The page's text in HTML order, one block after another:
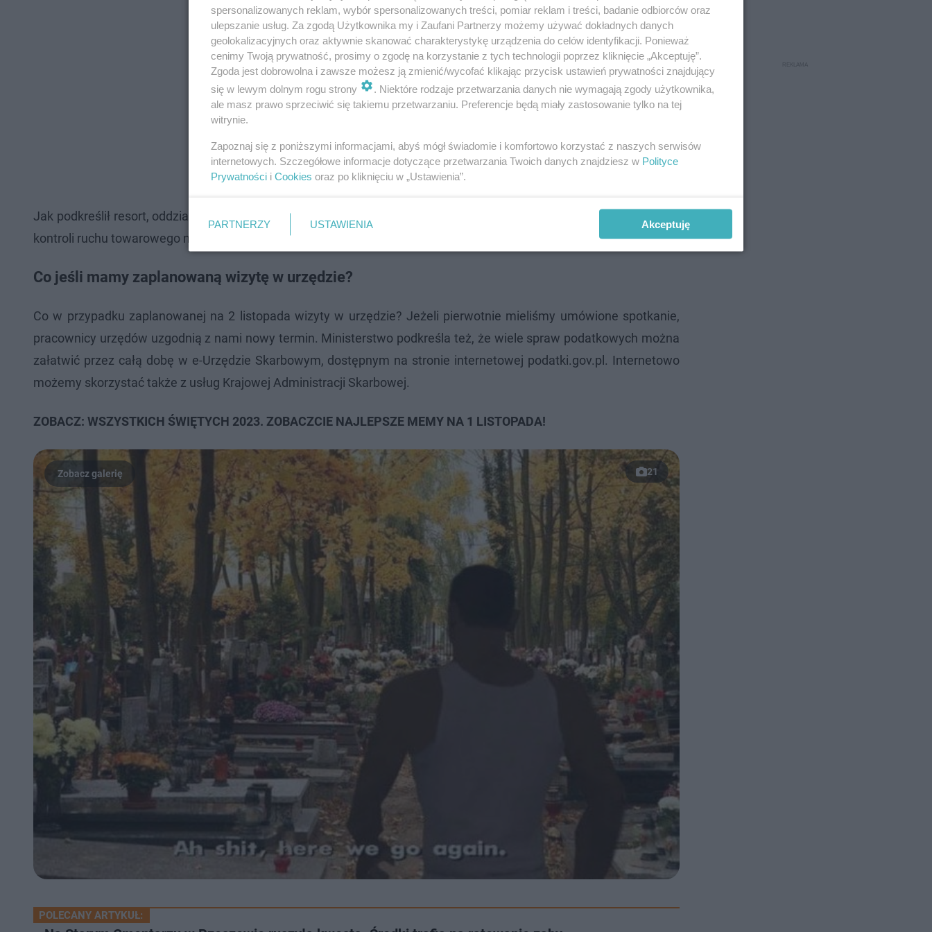
Jak podkreślił resort, oddziały celne 2 listopada będą realizować zadania m.in. w zakresie obsługi zgłoszeń celnych i
kontroli ruchu towarowego na przejściach granicznych.
Co jeśli mamy zaplanowaną wizytę w urzędzie?
Co w przypadku zaplanowanej na 2 listopada wizyty w urzędzie? Jeżeli pierwotnie mieliśmy umówione spotkanie,
pracownicy urzędów uzgodnią z nami nowy termin. Ministerstwo podkreśla też, że wiele spraw podatkowych można
załatwić przez całą dobę w e-Urzędzie Skarbowym, dostępnym na stronie internetowej podatki.gov.pl. Internetowo
możemy skorzystać także z usług Krajowej Administracji Skarbowej.
ZOBACZ: WSZYSTKICH ŚWIĘTYCH 2023. ZOBACZCIE NAJLEPSZE MEMY NA 1 LISTOPADA!
21
POLECANY ARTYKUŁ:
spersonalizowanych reklam, wybór spersonalizowanych treści, pomiar reklam i treści, badanie odbiorców oraz
ulepszanie usług. Za zgodą Użytkownika my i Zaufani Partnerzy możemy używać dokładnych danych
geolokalizacyjnych oraz aktywnie skanować charakterystykę urządzenia do celów identyfikacji. Ponieważ
cenimy Twoją prywatność, prosimy o zgodę na korzystanie z tych technologii poprzez kliknięcie „Akceptuję”.
Zgoda jest dobrowolna i zawsze możesz ją zmienić/wycofać klikając przycisk ustawień prywatności znajdujący
się w lewym dolnym rogu strony
. Niektóre rodzaje przetwarzania danych nie wymagają zgody użytkownika,
ale masz prawo sprzeciwić się takiemu przetwarzaniu. Preferencje będą miały zastosowanie tylko na tej
witrynie.
Zapoznaj się z poniższymi informacjami, abyś mógł świadomie i komfortowo korzystać z naszych serwisów
internetowych. Szczegółowe informacje dotyczące przetwarzania Twoich danych znajdziesz w Polityce
Prywatności i Cookies oraz po kliknięciu w „Ustawienia”.
PARTNERZY USTAWIENIA Akceptuję